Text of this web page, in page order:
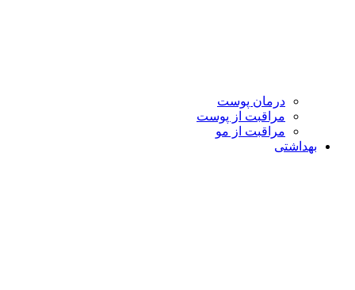
درمان پوست
مراقبت از پوست
مراقبت از مو
بهداشتی